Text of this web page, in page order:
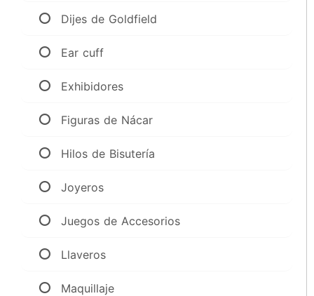
Dijes de Goldfield
Ear cuff
Exhibidores
Figuras de Nácar
Hilos de Bisutería
Joyeros
Juegos de Accesorios
Llaveros
Maquillaje